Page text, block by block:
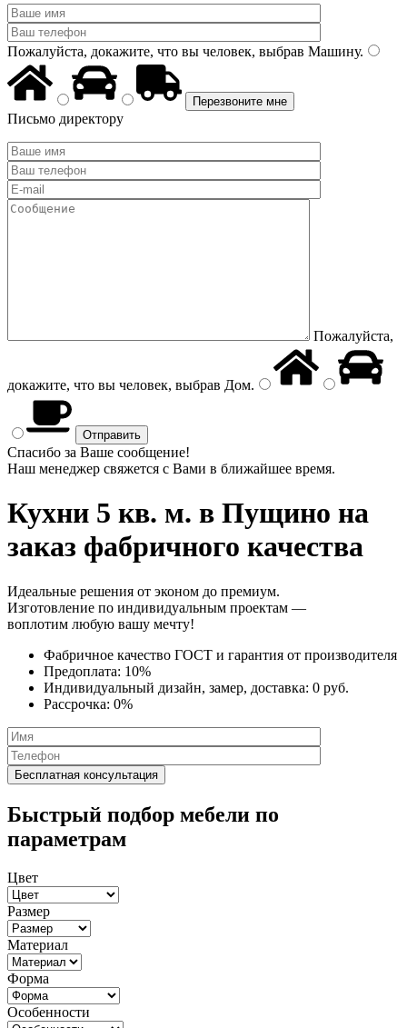
Пожалуйста, докажите, что вы человек, выбрав Машину.
Письмо директору
Пожалуйста,
докажите, что вы человек, выбрав Дом.
Спасибо за Ваше сообщение!
Наш менеджер свяжется с Вами в ближайшее время.
Кухни 5 кв. м. в Пущино на
заказ фабричного качества
Идеальные решения от эконом до премиум.
Изготовление по индивидуальным проектам —
воплотим любую вашу мечту!
Фабричное качество ГОСТ и гарантия от производителя
Предоплата: 10%
Индивидуальный дизайн, замер, доставка: 0 руб.
Рассрочка: 0%
Быстрый подбор мебели по
параметрам
Цвет
Размер
Материал
Форма
Особенности